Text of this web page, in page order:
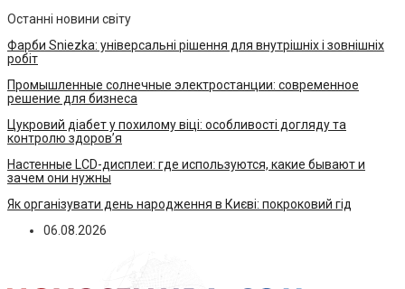
Останні новини світу
Фарби Sniezka: універсальні рішення для внутрішніх і зовнішніх
робіт
Промышленные солнечные электростанции: современное
решение для бизнеса
Цукровий діабет у похилому віці: особливості догляду та
контролю здоров’я
Настенные LCD-дисплеи: где используются, какие бывают и
зачем они нужны
Як організувати день народження в Києві: покроковий гід
06.08.2026